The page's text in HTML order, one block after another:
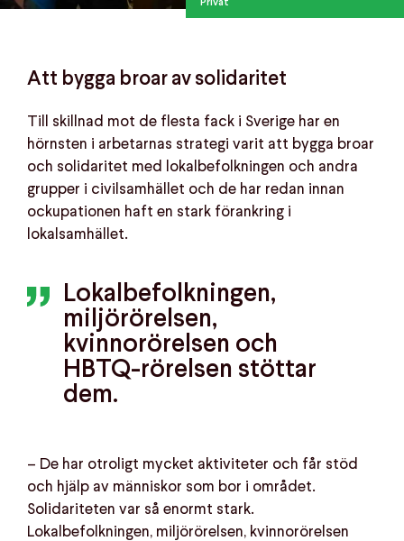
Privat
Att bygga broar av solidaritet
Till skillnad mot de flesta fack i Sverige har en
hörnsten i arbetarnas strategi varit att bygga broar
och solidaritet med lokalbefolkningen och andra
grupper i civilsamhället och de har redan innan
ockupationen haft en stark förankring i
lokalsamhället.
Lokalbefolkningen,
miljörörelsen,
kvinnorörelsen och
HBTQ-rörelsen stöttar
dem.
– De har otroligt mycket aktiviteter och får stöd
och hjälp av människor som bor i området.
Solidariteten var så enormt stark.
Lokalbefolkningen, miljörörelsen, kvinnorörelsen